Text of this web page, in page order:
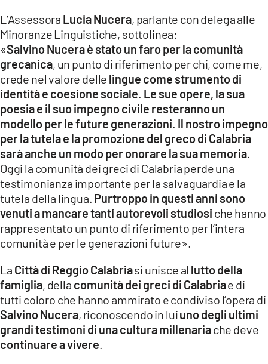
L’Assessora Lucia Nucera, parlante con delega alle
Minoranze Linguistiche, sottolinea:
«Salvino Nucera è stato un faro per la comunità
grecanica, un punto di riferimento per chi, come me,
crede nel valore delle lingue come strumento di
identità e coesione sociale Le sue opere, la sua
poesia e il suo impegno civile resteranno un
modello per le future generazioni Il nostro impegno
per la tutela e la promozione del greco di Calabria
sarà anche un modo per onorare la sua memoria
Oggi la comunità dei greci di Calabria perde una
testimonianza importante per la salvaguardia e la
tutela della lingua. Purtroppo in questi anni sono
venuti a mancare tanti autorevoli studiosi che hanno
rappresentato un punto di riferimento per l’intera
comunità e per le generazioni future».
La Città di Reggio Calabriasi unisce al lutto della
famiglia, della comunità dei greci di Calabriae di
tutti coloro che hanno ammirato e condiviso l’opera di
Salvino Nucera, riconoscendo in luiuno degli ultimi
grandi testimoni di una cultura millenariache deve
continuare a vivere